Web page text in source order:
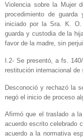
Violencia sobre la Mujer
procedimiento de
iniciado por la Sra. K.
guarda y custodia de la
favor de la madre, sin
I.2- Se presentó, a fs.
restitución internacional de
Desconoció y rechazó la
negó el inicio de proceso
Afirmó que el traslado a
acuerdo escrito celebrado
acuerdo a la normativa